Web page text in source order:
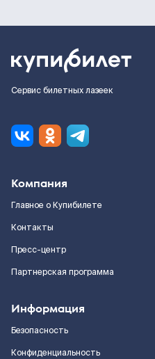
Сервис билетных лазеек
Компания
Главное о Купибилете
Контакты
Пресс-центр
Партнерская программа
Информация
Безопасность
Конфиденциальность